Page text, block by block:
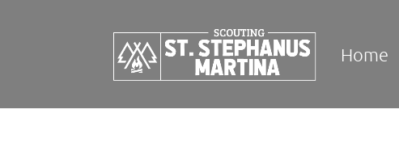
Home